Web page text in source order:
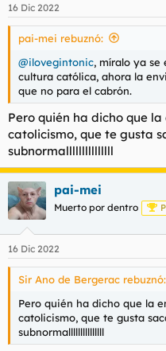
e
s
16 Dic 2022
pai-mei rebuznó:
@ilovegintonic, míralo ya se
cultura católica, ahora la
que no para el cabrón.
Pero quién ha dicho que
catolicismo, que te gusta
subnormalllllllllllllll
pai-mei
Muerto por dentro
16 Dic 2022
Sir Ano de Bergerac rebuznó:
Pero quién ha dicho que la
catolicismo, que te gusta
subnormalllllllllllllll